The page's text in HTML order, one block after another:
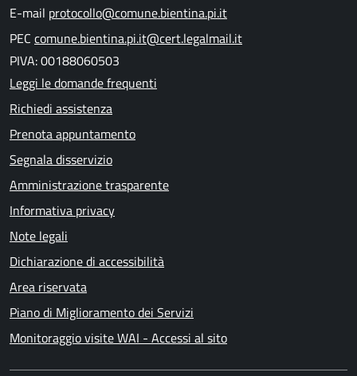
E-mail protocollo@comune.bientina.pi.it
PEC comune.bientina.pi.it@cert.legalmail.it
PIVA: 00188060503
Leggi le domande frequenti
Richiedi assistenza
Prenota appuntamento
Segnala disservizio
Amministrazione trasparente
Informativa privacy
Note legali
Dichiarazione di accessibilità
Area riservata
Piano di Miglioramento dei Servizi
Monitoraggio visite WAI - Accessi al sito